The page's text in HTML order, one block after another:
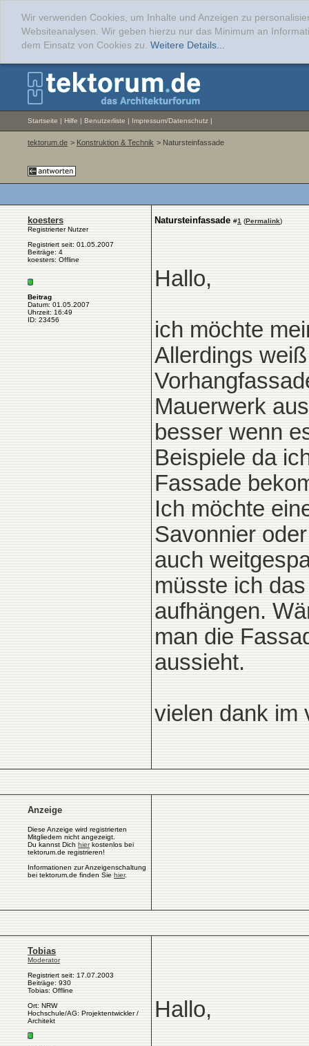
Wir verwenden Cookies, um Inhalte und Anzeigen zu
Websiteanalysen. Wir geben hierzu nur das Minimum an
dem Einsatz von Cookies zu. Weitere Details...
Startseite | Hilfe | Benutzerliste | Impressum/Datenschutz |
tektorum.de > Konstruktion & Technik > Natursteinfassade
koesters
Registrierter Nutzer
Registriert seit: 01.05.2007
Beiträge: 4
koesters: Offline
Beitrag
Datum: 01.05.2007
Uhrzeit: 16:49
ID: 23456
Natursteinfassade #1 (Permalink)
Hallo,
ich möchte
Allerdings
Mauerwerk
besser wenn
Beispiele da
Fassade
Ich möchte
Savonnier
auch
müsste ich
aufhängen.
man die
aussieht.
vielen dank im
Anzeige
Diese Anzeige wird registrierten
Mitgliedern nicht angezeigt.
Du kannst Dich hierkostenlos bei
tektorum.de registrieren!
Informationen zur Anzeigenschaltung
bei tektorum.de finden Sie hier.
Tobias
Moderator
Registriert seit: 17.07.2003
Beiträge: 930
Tobias: Offline
Ort: NRW
Hochschule/AG: Projektentwickler /
Architekt
Hallo,